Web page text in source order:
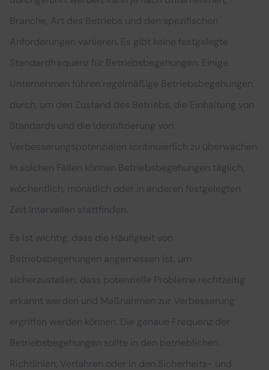
Branche, Art des Betriebs und den spezifischen
Anforderungen variieren. Es gibt keine festgelegte
Standardfrequenz für Betriebsbegehungen. Einige
Unternehmen führen regelmäßige Betriebsbegehungen
durch, um den Zustand des Betriebs, die Einhaltung von
Standards und die Identifizierung von
Verbesserungspotenzialen kontinuierlich zu überwachen.
In solchen Fällen können Betriebsbegehungen täglich,
wöchentlich, monatlich oder in anderen festgelegten
Zeit Intervallen stattfinden.
Es ist wichtig, dass die Häufigkeit von
Betriebsbegehungen angemessen ist, um
sicherzustellen, dass potenzielle Probleme rechtzeitig
erkannt werden und Maßnahmen zur Verbesserung
ergriffen werden können. Die genaue Frequenz der
Betriebsbegehungen sollte in den betrieblichen
Richtlinien, Verfahren oder in den Sicherheits- und